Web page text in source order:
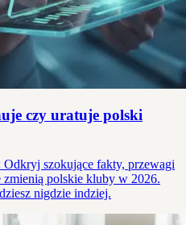
czy uratuje polski
szokujące fakty, przewagi
polskie kluby w 2026.
nigdzie indziej.